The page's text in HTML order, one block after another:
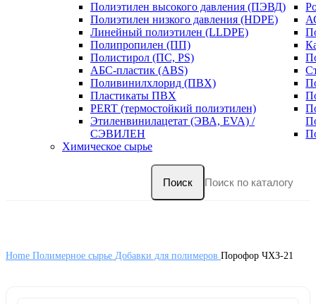
Полиэтилен высокого давления (ПЭВД)
Полиэтилен низкого давления (HDPE)
Линейный полиэтилен (LLDPE)
Полипропилен (ПП)
Полистирол (ПС, PS)
АБС-пластик (ABS)
Поливинилхлорид (ПВХ)
Пластикаты ПВХ
PERT (термостойкий полиэтилен)
Этиленвинилацетат (ЭВА, EVA) /
СЭВИЛЕН
Химическое сырье
Поиск
Home Полимерное сырье Добавки для полимеров Порофор ЧХЗ-21